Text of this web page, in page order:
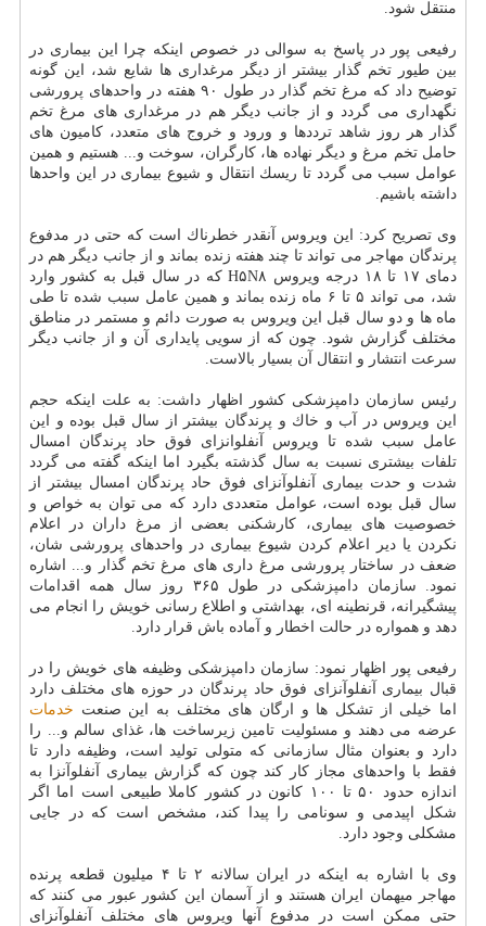
منتقل شود.
رفیعی پور در پاسخ به سوالی در خصوص اینكه چرا این بیماری در
بین طیور تخم گذار بیشتر از دیگر مرغداری ها شایع شد، این گونه
توضیح داد كه مرغ تخم گذار در طول ۹۰ هفته در واحدهای پرورشی
نگهداری می گردد و از جانب دیگر هم در مرغداری های مرغ تخم
گذار هر روز شاهد ترددها و ورود و خروج های متعدد، كامیون های
حامل تخم مرغ و دیگر نهاده ها، كارگران، سوخت و... هستیم و همین
عوامل سبب می گردد تا ریسك انتقال و شیوع بیماری در این واحدها
داشته باشیم.
وی تصریح كرد: این ویروس آنقدر خطرناك است كه حتی در مدفوع
پرندگان مهاجر می تواند تا چند هفته زنده بماند و از جانب دیگر هم در
دمای ۱۷ تا ۱۸ درجه ویروس H۵N۸ كه در سال قبل به كشور وارد
شد، می تواند ۵ تا ۶ ماه زنده بماند و همین عامل سبب شده تا طی
ماه ها و دو سال قبل این ویروس به صورت دائم و مستمر در مناطق
مختلف گزارش شود. چون كه از سویی پایداری آن و از جانب دیگر
سرعت انتشار و انتقال آن بسیار بالاست.
رئیس سازمان دامپزشكی كشور اظهار داشت: به علت اینكه حجم
این ویروس در آب و خاك و پرندگان بیشتر از سال قبل بوده و این
عامل سبب شده تا ویروس آنفلوانزای فوق حاد پرندگان امسال
تلفات بیشتری نسبت به سال گذشته بگیرد اما اینكه گفته می گردد
شدت و حدت بیماری آنفلوآنزای فوق حاد پرندگان امسال بیشتر از
سال قبل بوده است، عوامل متعددی دارد كه می توان به خواص و
خصوصیت های بیماری، كارشكنی بعضی از مرغ داران در اعلام
نكردن یا دیر اعلام كردن شیوع بیماری در واحدهای پرورشی شان،
ضعف در ساختار پرورشی مرغ داری های مرغ تخم گذار و... اشاره
نمود. سازمان دامپزشكی در طول ۳۶۵ روز سال همه اقدامات
پیشگیرانه، قرنطینه ای، بهداشتی و اطلاع رسانی خویش را انجام می
دهد و همواره در حالت اخطار و آماده باش قرار دارد.
رفیعی پور اظهار نمود: سازمان دامپزشكی وظیفه های خویش را در
قبال بیماری آنفلوآنزای فوق حاد پرندگان در حوزه های مختلف دارد
اما خیلی از تشكل ها و ارگان های مختلف به این صنعت خدمات
عرضه می دهند و مسئولیت تامین زیرساخت ها، غذای سالم و... را
دارد و بعنوان مثال سازمانی كه متولی تولید است، وظیفه دارد تا
فقط با واحدهای مجاز كار كند چون كه گزارش بیماری آنفلوآنزا به
اندازه حدود ۵۰ تا ۱۰۰ كانون در كشور كاملا طبیعی است اما اگر
شكل اپیدمی و سونامی را پیدا كند، مشخص است كه در جایی
مشكلی وجود دارد.
وی با اشاره به اینكه در ایران سالانه ۲ تا ۴ میلیون قطعه پرنده
مهاجر میهمان ایران هستند و از آسمان این كشور عبور می كنند كه
حتی ممكن است در مدفوع آنها ویروس های مختلف آنفلوآنزای